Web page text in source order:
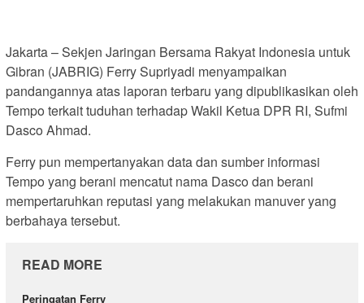
Jakarta – Sekjen Jaringan Bersama Rakyat Indonesia untuk
Gibran (JABRIG) Ferry Supriyadi menyampaikan
pandangannya atas laporan terbaru yang dipublikasikan oleh
Tempo terkait tuduhan terhadap Wakil Ketua DPR RI, Sufmi
Dasco Ahmad.
Ferry pun mempertanyakan data dan sumber informasi
Tempo yang berani mencatut nama Dasco dan berani
mempertaruhkan reputasi yang melakukan manuver yang
berbahaya tersebut.
READ MORE
Peringatan Ferry